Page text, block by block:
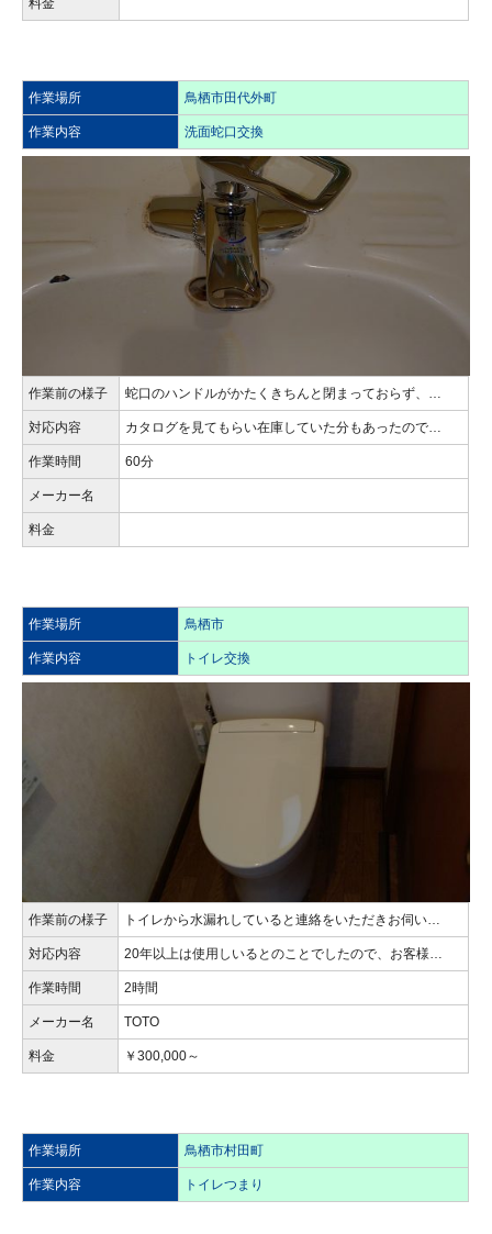
料金
作業場所 鳥栖市田代外町
作業内容 洗面蛇口交換
作業前の様子 蛇口のハンドルがかたくきちんと閉まっておらず、…
対応内容 カタログを見てもらい在庫していた分もあったので…
作業時間 60分
メーカー名
料金
作業場所 鳥栖市
作業内容 トイレ交換
作業前の様子 トイレから水漏れしていると連絡をいただきお伺い…
対応内容 20年以上は使用しいるとのことでしたので、お客様…
作業時間 2時間
メーカー名 TOTO
料金 ￥300,000～
作業場所 鳥栖市村田町
作業内容 トイレつまり